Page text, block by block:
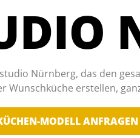
Nürnberg, das den
erstellen,
MODELL ANFRAGEN